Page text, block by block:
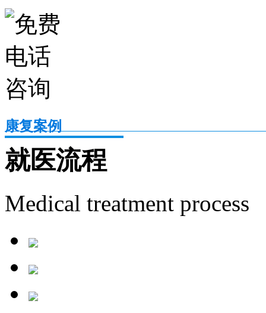
康复案例
就医流程
Medical treatment process